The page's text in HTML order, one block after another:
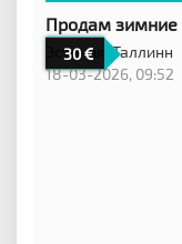
30
Продам зимние
Эстония,Таллинн
18-03-2026, 09:52